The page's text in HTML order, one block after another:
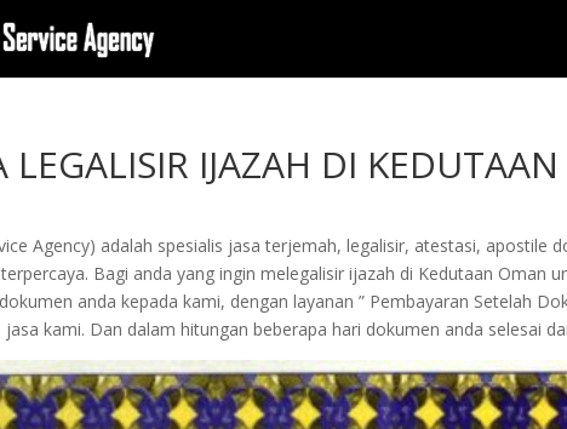
LEGALISIR IJAZAH DI
Agency) adalah spesialis jasa terjemah, legalisir, atestasi, apostile
Bagi anda yang ingin melegalisir ijazah di Kedutaan Oman
anda kepada kami, dengan layanan ” Pembayaran Setelah
kami. Dan dalam hitungan beberapa hari dokumen anda selesai